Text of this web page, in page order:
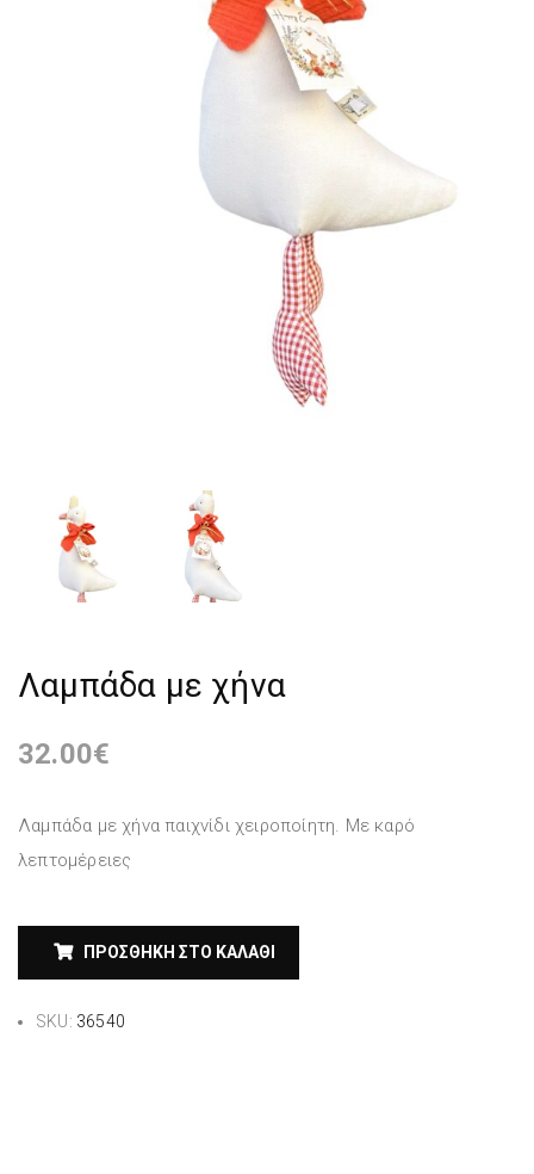
Λαμπάδα με χήνα
32.00€
Λαμπάδα με χήνα παιχνίδι χειροποίητη. Με καρό
λεπτομέρειες
ΠΡΟΣΘΉΚΗ ΣΤΟ ΚΑΛΆΘΙ
SKU: 36540